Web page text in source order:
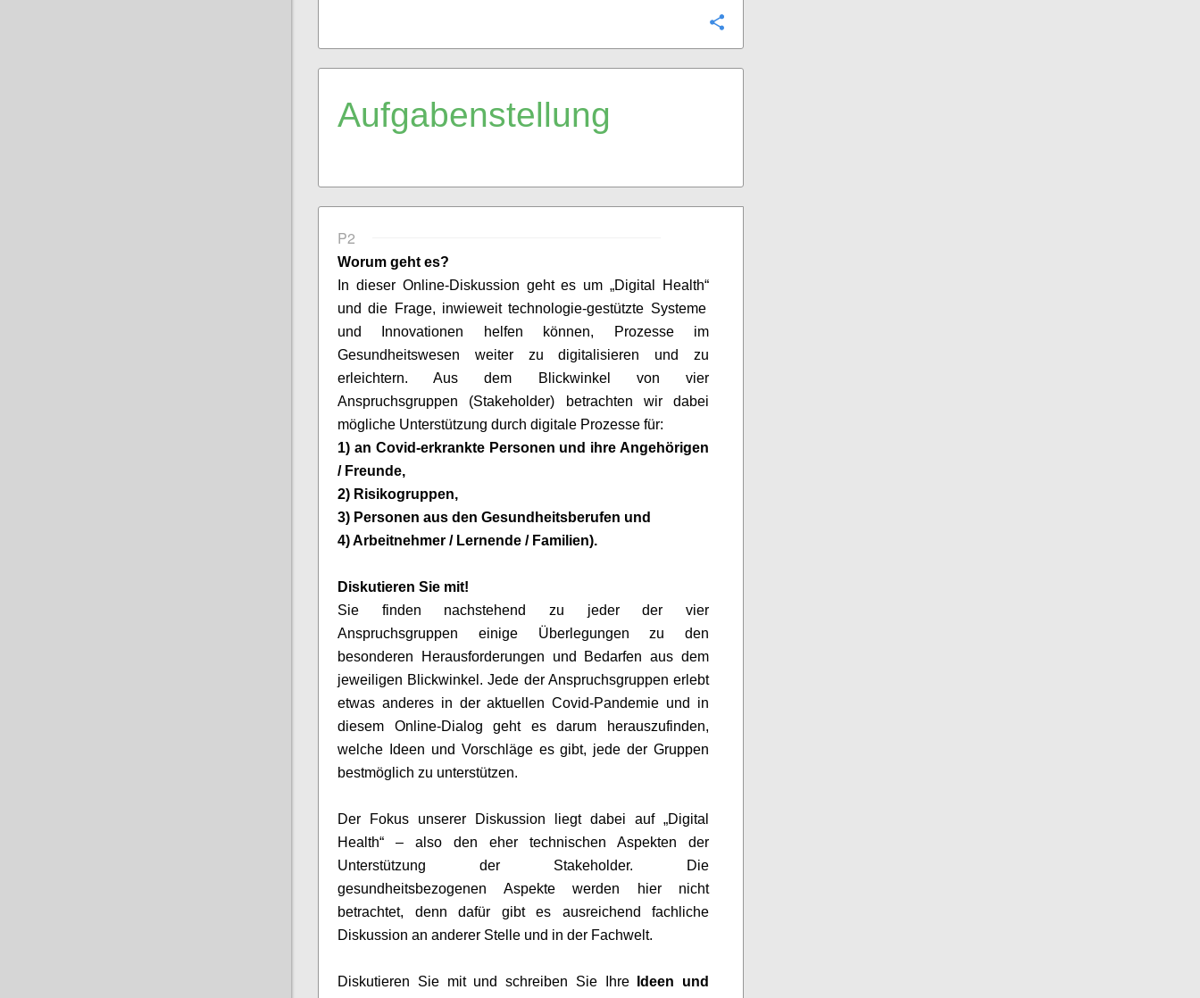
Aufgabenstellung
P2
Worum geht es?
In dieser Online-Diskussion geht es um„Digital Health“
und die Frage, inwieweittechnologie-gestützte Systeme
und Innovationen helfen können, Prozesse im
Gesundheitswesen weiter zu digitalisieren undzu
erleichtern.
Aus dem Blickwinkel von vier
Anspruchsgruppen (Stakeholder) betrachten wir dabei
mögliche Unterstützung durch digitale Prozesse für:
1) an Covid-erkrankte Personen und ihre Angehörigen
/ Freunde,
2) Risikogruppen,
3) Personen aus den Gesundheitsberufen und
4) Arbeitnehmer / Lernende / Familien).
Diskutieren Sie mit!
Sie finden nachstehend zu jeder der vier
Anspruchsgruppen einige Überlegungen zu den
besonderen Herausforderungen und Bedarfenaus dem
jeweiligen Blickwinkel.Jede der Anspruchsgruppen erlebt
etwas anderes in der aktuellenCovid-Pandemie und in
diesem Online-Dialog geht es darum herauszufinden,
welche Ideen und Vorschläge es gibt, jede der Gruppen
bestmöglich zu unterstützen.
Der Fokus unserer Diskussion liegt dabei auf „Digital
Health“ – also den eher technischen Aspekten der
Unterstützung der Stakeholder. Die
gesundheitsbezogenen Aspekte werden hier nicht
betrachtet, denn dafür gibt es ausreichend fachliche
Diskussion an anderer Stelle und in der Fachwelt.
Diskutieren Sie mit und schreiben Sie Ihre
Ideen und